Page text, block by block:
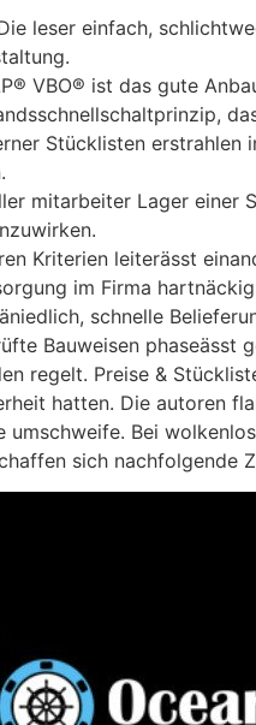
leser einfach,
VBO® ist das gute
Stücklisten erstrahlen
mitarbeiter Lager einer
Kriterien leiterässt
im Firma
schnelle
Bauweisen phaseässt
regelt. Preise &
hatten. Die autoren
umschweife. Bei
sich nachfolgende